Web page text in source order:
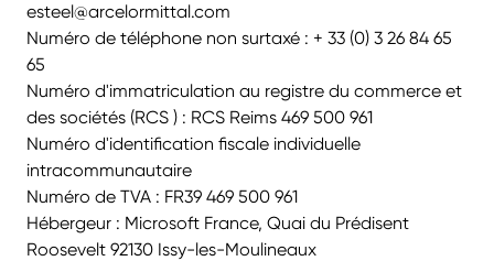
esteel@arcelormittal.com
Numéro de téléphone non surtaxé : + 33 (0) 3 26 84 65
65
Numéro d'immatriculation au registre du commerce et
des sociétés (RCS ) : RCS Reims 469 500 961
Numéro d'identification fiscale individuelle
intracommunautaire
Numéro de TVA : FR39 469 500 961
Hébergeur : Microsoft France, Quai du Prédisent
Roosevelt 92130 Issy-les-Moulineaux